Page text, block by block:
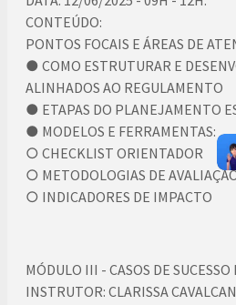
CONTEÚDO:
PONTOS FOCAIS E ÁREAS DE
● COMO ESTRUTURAR E
ALINHADOS AO REGULAMENTO
● ETAPAS DO PLANEJAMENTO
● MODELOS E FERRAMENTAS:
○ CHECKLIST ORIENTADOR
○ METODOLOGIAS DE
○ INDICADORES DE IMPACTO
MÓDULO III - CASOS DE
INSTRUTOR: CLARISSA